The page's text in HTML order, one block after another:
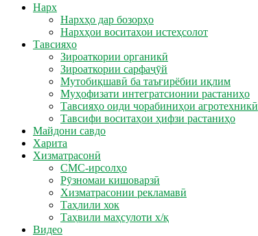
Нарх
Нархҳо дар бозорҳо
Нархҳои воситаҳои истеҳсолот
Тавсияҳо
Зироаткории органикӣ
Зироаткории сарфаҷӯй
Мутобиқшавӣ ба таъғирёбии иқлим
Муҳофизати интегратсионии растаниҳо
Тавсияҳо оиди чорабиниҳои агротехникӣ
Тавсифи воситаҳои ҳифзи растаниҳо
Майдони савдо
Харита
Хизматрасонӣ
СМС-ирсолҳо
Рӯзномаи кишоварзӣ
Хизматрасонии рекламавӣ
Таҳлили хок
Таҳвили маҳсулоти х/қ
Видео